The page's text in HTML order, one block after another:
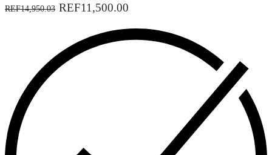
REF14,950.03 REF11,500.00